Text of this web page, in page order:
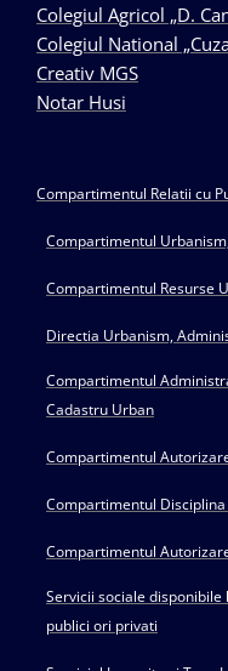
Colegiul Agricol „D.
Colegiul National
Creativ MGS
Notar Husi
Compartimentul Relatii cu
Compartimentul
Compartimentul Resurse
Directia Urbanism,
Compartimentul
Cadastru Urban
Compartimentul
Compartimentul
Compartimentul
Servicii sociale
publici ori privati